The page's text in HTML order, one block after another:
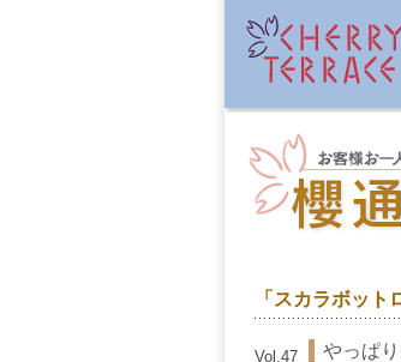
「スカラボッ
Vol.47 やっぱ